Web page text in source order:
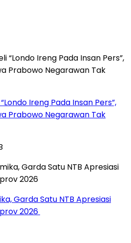
Ireng Pada Insan Pers”,
Prabowo Negarawan Tak
Garda Satu NTB Apresiasi
2026